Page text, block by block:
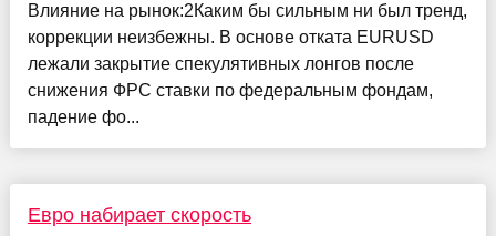
Влияние на рынок:2Каким бы сильным ни был тренд,
коррекции неизбежны. В основе отката EURUSD
лежали закрытие спекулятивных лонгов после
снижения ФРС ставки по федеральным фондам,
падение фо...
Евро набирает скорость